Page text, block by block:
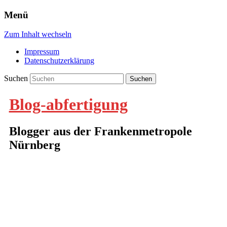
Menü
Zum Inhalt wechseln
Impressum
Datenschutzerklärung
Suchen
Blog-abfertigung
Blogger aus der Frankenmetropole
Nürnberg